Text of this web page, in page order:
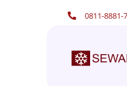
0811-8881-